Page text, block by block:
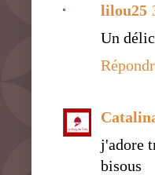
lilou25
Un
j'adore
bisous